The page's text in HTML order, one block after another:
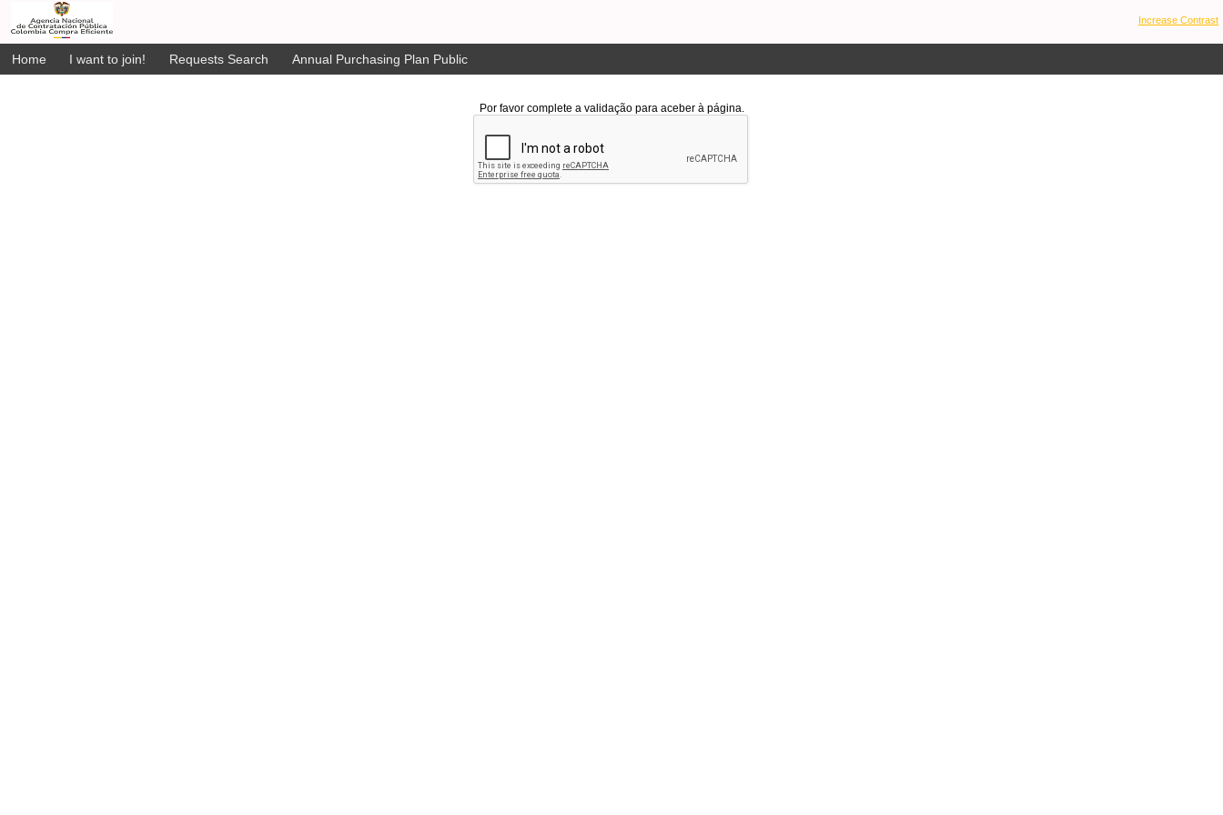
Increase Contrast
Home I want to join! Requests Search Annual Purchasing Plan Public
Por favor complete a validação para aceber à página.